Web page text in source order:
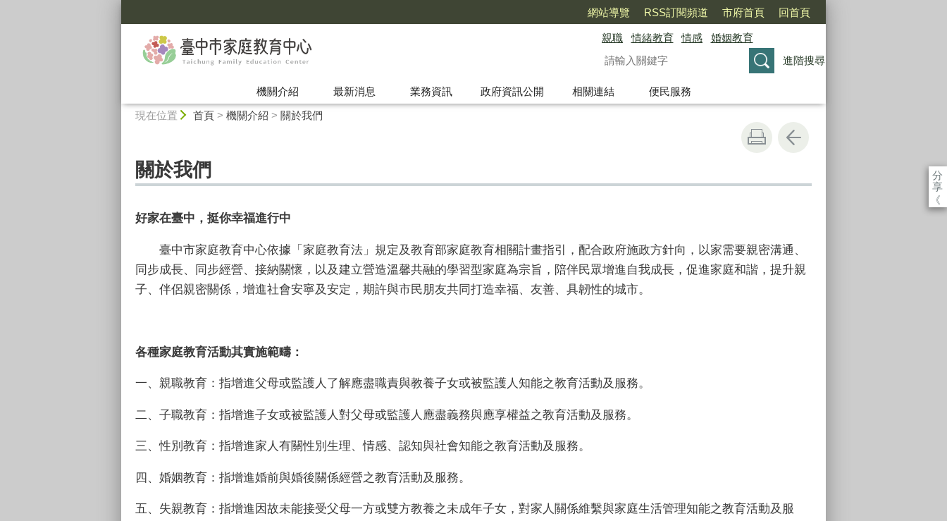
網站導覽 RSS訂閱頻道 市府首頁 回首頁
親職 情緒教育 情感
婚姻教育
進階搜尋
機關介紹 最新消息 業務資訊 政府資訊公開 相關連結
便民服務
現在位置 首頁> 機關介紹 > 關於我們
分
享
《
關於我們
好家在臺中，挺你幸福進行中
臺中市家庭教育中心依據「家庭教育法」規定及教育部家庭教育相關計畫指引，配合政府施政方針向，以家需要親密溝通、
同步成長、同步經營、接納關懷，以及建立營造溫馨共融的學習型家庭為宗旨，陪伴民眾增進自我成長，促進家庭和諧，提升親
子、伴侶親密關係，增進社會安寧及安定，期許與市民朋友共同打造幸福、友善、具韌性的城市。
各種家庭教育活動其實施範疇：
一、親職教育：指增進父母或監護人了解應盡職責與教養子女或被監護人知能之教育活動及服務。
二、子職教育：指增進子女或被監護人對父母或監護人應盡義務與應享權益之教育活動及服務。
三、性別教育：指增進家人有關性別生理、情感、認知與社會知能之教育活動及服務。
四、婚姻教育：指增進婚前與婚後關係經營之教育活動及服務。
五、失親教育：指增進因故未能接受父母一方或雙方教養之未成年子女，對家人關係維繫與家庭生活管理知能之教育活動及服